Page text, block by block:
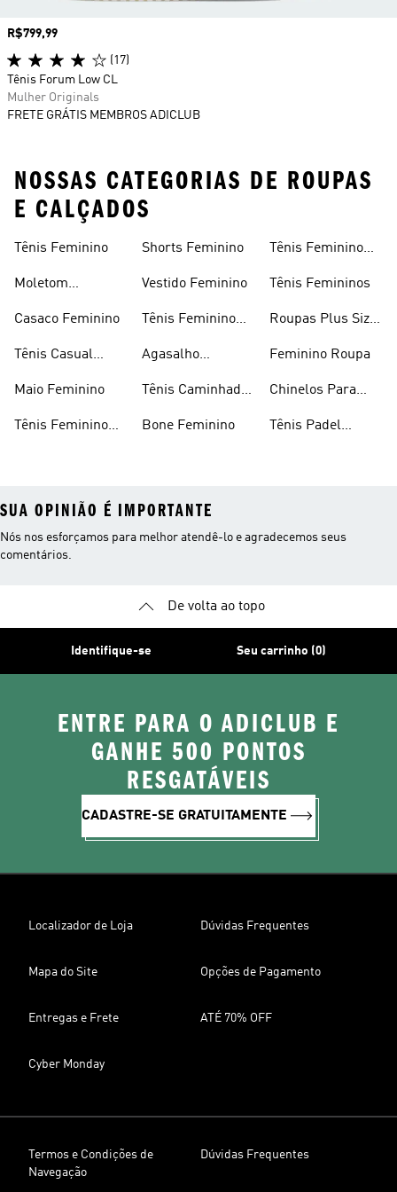
Preço
R$799,99
(17)
Tênis Forum Low CL
Mulher Originals
FRETE GRÁTIS MEMBROS ADICLUB
NOSSAS CATEGORIAS DE ROUPAS
E CALÇADOS
Tênis Feminino
Moletom
Casaco Feminino
Tênis Casual
Maio Feminino
Tênis Feminino
Shorts Feminino
Vestido Feminino
Tênis Feminino
Agasalho
Tênis Caminhada
Bone Feminino
Tênis Feminino
Tênis Femininos
Roupas Plus Size
Feminino Roupa
Chinelos Para
Tênis Padel
SUA OPINIÃO É IMPORTANTE
Nós nos esforçamos para melhor atendê-lo e agradecemos seus
comentários.
De volta ao topo
Identifique-se Seu carrinho (0)
ENTRE PARA O ADICLUB E
GANHE 500 PONTOS
RESGATÁVEIS
CADASTRE-SE GRATUITAMENTE
Localizador de Loja Dúvidas Frequentes
Mapa do Site Opções de Pagamento
Entregas e Frete ATÉ 70% OFF
Cyber Monday
Termos e Condições de
Navegação
Dúvidas Frequentes